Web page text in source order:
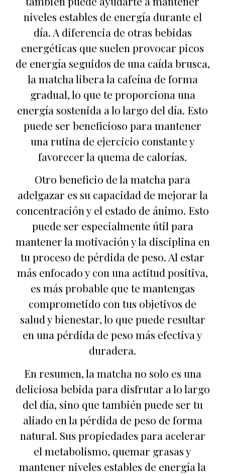
niveles estables de energía durante el
día. A diferencia de otras bebidas
energéticas que suelen provocar picos
de energía seguidos de una caída brusca,
la matcha libera la cafeína de forma
gradual, lo que te proporciona una
energía sostenida a lo largo del día. Esto
puede ser beneficioso para mantener
una rutina de ejercicio constante y
favorecer la quema de calorías.
Otro beneficio de la matcha para
adelgazar es su capacidad de mejorar la
concentración y el estado de ánimo. Esto
puede ser especialmente útil para
mantener la motivación y la disciplina en
tu proceso de pérdida de peso. Al estar
más enfocado y con una actitud positiva,
es más probable que te mantengas
comprometido con tus objetivos de
salud y bienestar, lo que puede resultar
en una pérdida de peso más efectiva y
duradera.
En resumen, la matcha no solo es una
deliciosa bebida para disfrutar a lo largo
del día, sino que también puede ser tu
aliado en la pérdida de peso de forma
natural. Sus propiedades para acelerar
el metabolismo, quemar grasas y
mantener niveles estables de energía la